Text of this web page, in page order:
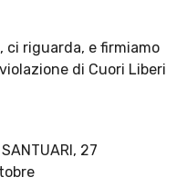
ci riguarda, e firmiamo
di Cuori Liberi
SANTUARI, 27